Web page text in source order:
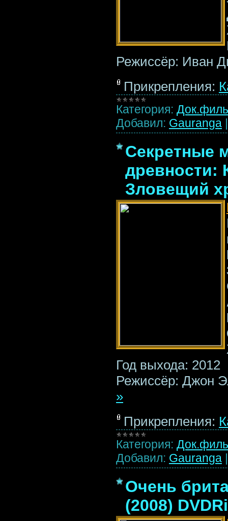
Режиссёр: Иван
Прикрепления:
Категория:
Добавил: Gauranga
Секретные
Зловещий
Год выхода: 2012
Режиссёр: Джон
»
Прикрепления:
Категория:
Добавил: Gauranga
Очень
(2008)